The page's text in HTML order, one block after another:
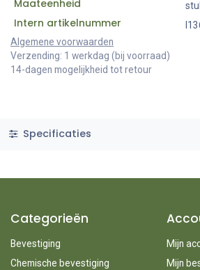
Maateenheid
Intern artikelnummer
Algemene voorwaarden
Verzending: 1 werkdag (bij voorraad)
14-dagen mogelijkheid tot retour
Specificaties
Categorieën
Bevestiging
Chemische bevestiging
Mijn
Mijn